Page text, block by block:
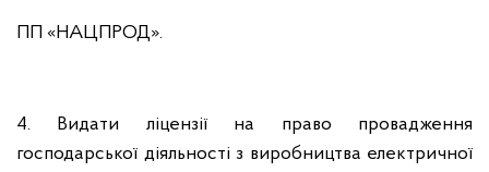
ПП «НАЦПРОД».
4. Видати ліцензії на право провадження
господарської діяльності з виробництва електричної